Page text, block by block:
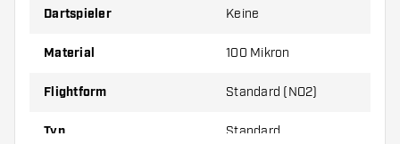
Material oder eine andere Dicke der Flights aus,
um herauszufinden, welche Variante am besten
Dartspieler Keine
Material 100 Mikron
Flightform Standard (NO2)
Typ Standard